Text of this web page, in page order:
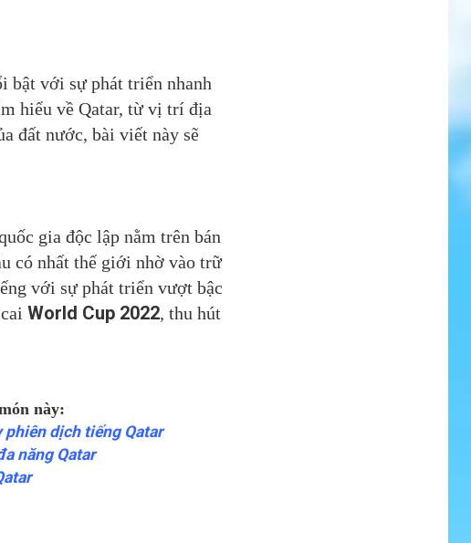
bật với sự phát triển nhanh
hiểu về Qatar, từ vị trí địa
đất nước, bài viết này sẽ
gia độc lập nằm trên bán
có nhất thế giới nhờ vào trữ
với sự phát triển vượt bậc
World Cup 2022, thu hút
này:
phiên dịchtiếng Qatar
năngQatar